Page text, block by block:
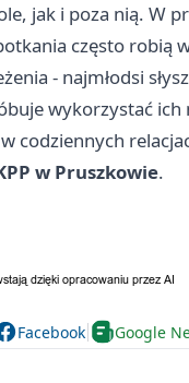
jak i poza nią. W
często robią
- najmłodsi
wykorzystać ich
codziennych
w Pruszkowie.
Facebook Google